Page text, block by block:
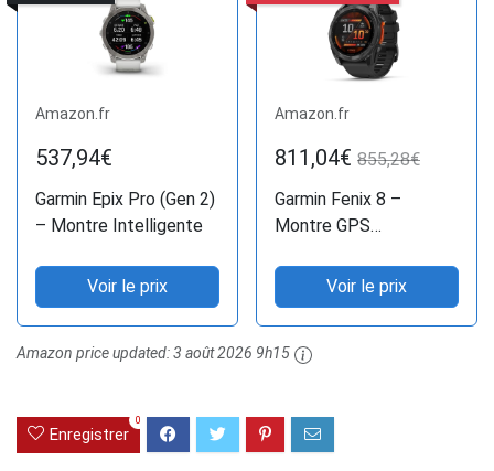
Amazon.fr
537,94€
Garmin Epix Pro (Gen 2)
– Montre Intelligente
Voir le prix
Amazon.fr
811,04€ 855,28€
Garmin Fenix 8 –
Montre GPS
Voir le prix
Amazon price updated:3 août 2026 9h15
Enregistrer
0